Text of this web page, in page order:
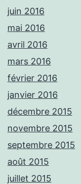
juin 2016
mai 2016
avril 2016
mars 2016
février 2016
janvier 2016
décembre 2015
novembre 2015
septembre 2015
août 2015
juillet 2015